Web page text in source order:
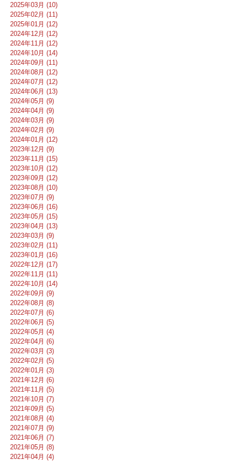
2025年03月 (10)
2025年02月 (11)
2025年01月 (12)
2024年12月 (12)
2024年11月 (12)
2024年10月 (14)
2024年09月 (11)
2024年08月 (12)
2024年07月 (12)
2024年06月 (13)
2024年05月 (9)
2024年04月 (9)
2024年03月 (9)
2024年02月 (9)
2024年01月 (12)
2023年12月 (9)
2023年11月 (15)
2023年10月 (12)
2023年09月 (12)
2023年08月 (10)
2023年07月 (9)
2023年06月 (16)
2023年05月 (15)
2023年04月 (13)
2023年03月 (9)
2023年02月 (11)
2023年01月 (16)
2022年12月 (17)
2022年11月 (11)
2022年10月 (14)
2022年09月 (9)
2022年08月 (8)
2022年07月 (6)
2022年06月 (5)
2022年05月 (4)
2022年04月 (6)
2022年03月 (3)
2022年02月 (5)
2022年01月 (3)
2021年12月 (6)
2021年11月 (5)
2021年10月 (7)
2021年09月 (5)
2021年08月 (4)
2021年07月 (9)
2021年06月 (7)
2021年05月 (8)
2021年04月 (4)